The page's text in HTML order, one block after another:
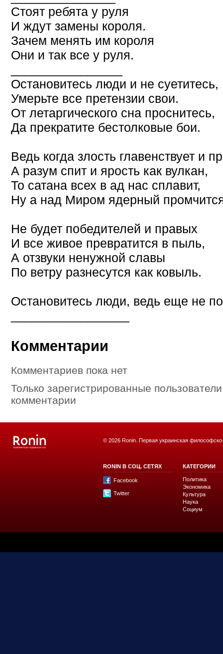
Стоят ребята у руля
И ждут замены короля.
Зачем менять им короля
Они и так все у руля.
Остановитесь люди и не суетитесь,
Умерьте все претензии свои.
От летаргического сна проснитесь,
Да прекратите бестолковые бои.
Ведь когда злость главенствует и
А разум спит и ярость как вулкан,
То сатана всех в ад нас сплавит,
Ну а над Миром ядерный
Не будет победителей и правых
И все живое превратится в пыль,
А отзвуки ненужной славы
По ветру разнесутся как ковыль.
Остановитесь люди, ведь еще не
Комментарии
Комментариев пока нет
Только зарегистрированные
комментарии
© 2026 Ronin. Первая украинская
RONIN В СОЦ. СЕТЯХ
Facebook
Twitter
КАТЕГОРИИ
Политика
Экономика
Культура
Наука
Социум